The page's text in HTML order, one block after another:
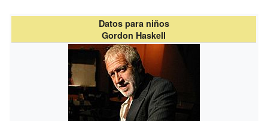
Datos para niños
Gordon Haskell